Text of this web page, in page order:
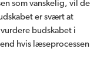
som vanskelig, vil de
er svært at
budskabet i
hvis læseprocessen